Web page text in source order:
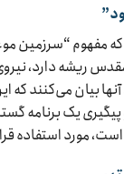
مفهوم “سرزمین
ریشه دارد،
بیان می‌کنند که
یک برنامه
مورد استفاده